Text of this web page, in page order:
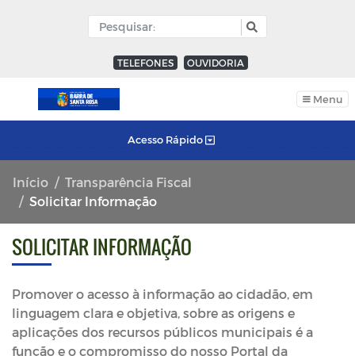
TELEFONES OUVIDORIA
Menu
Acesso Rápido
Início
Transparência Fiscal
Solicitar Informação
SOLICITAR INFORMAÇÃO
Promover o acesso à informação ao cidadão, em
linguagem clara e objetiva, sobre as origens e
aplicações dos recursos públicos municipais é a
função e o compromisso do nosso Portal da